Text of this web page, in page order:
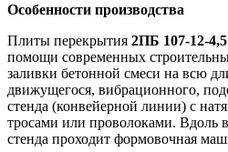
Особенности производства
Плиты перекрытия 2ПБ 107-12-4,5
помощи современных
заливки бетонной смеси на всю
движущегося, вибрационного,
стенда (конвейерной линии) с
тросами или проволоками. Вдоль
стенда проходит формовочная